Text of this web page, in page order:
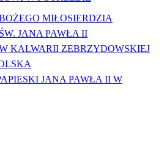
MIŁOSIERDZIA
JANA PAWŁA II
KALWARII ZEBRZYDOWSKIEJ
JANA PAWŁA II W